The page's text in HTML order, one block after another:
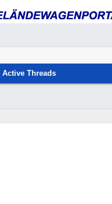
Active Threads